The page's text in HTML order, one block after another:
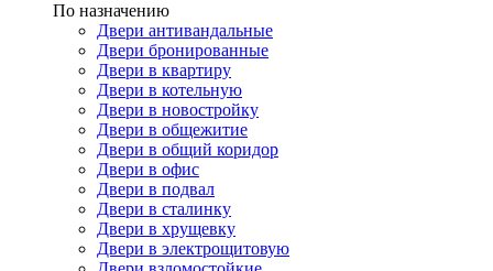
По назначению
Двери антивандальные
Двери бронированные
Двери в квартиру
Двери в котельную
Двери в новостройку
Двери в общежитие
Двери в общий коридор
Двери в офис
Двери в подвал
Двери в сталинку
Двери в хрущевку
Двери в электрощитовую